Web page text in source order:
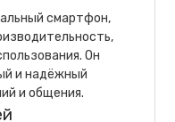
смартфон,
Он
и надёжный
и общения.